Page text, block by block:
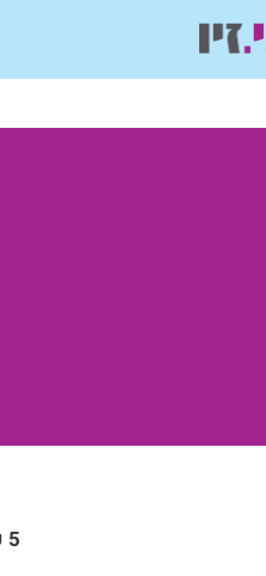
5 עצות שיעשו לכם את החג קצת פחות לחוץ, וקצת יותר שמח